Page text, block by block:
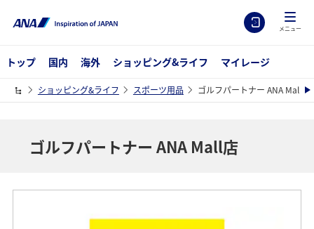
メニュー
トップ 国内 海外 ショッピング&ライフ マイレージ
ショッピング&ライフ スポーツ用品 ゴルフパートナー ANA Mall店
ゴルフパートナー ANA Mall店